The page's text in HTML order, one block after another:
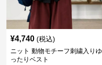
¥4,740 (税込)
ニット 動物モチーフ刺繍入りゆ
ったりベスト